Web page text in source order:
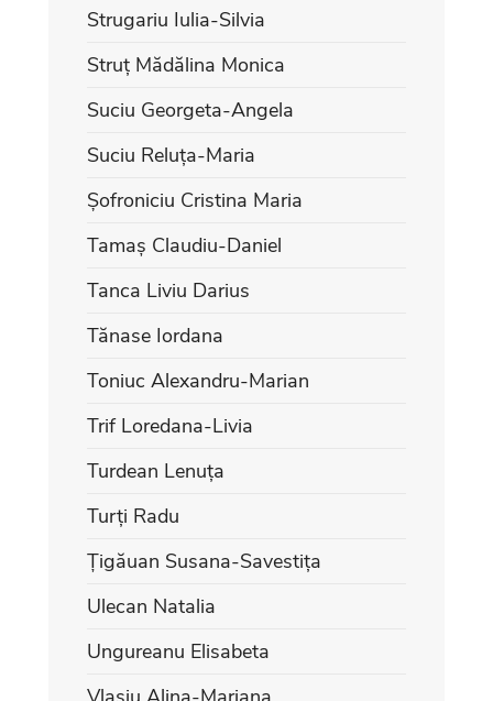
Strugariu Iulia-Silvia
Struț Mădălina Monica
Suciu Georgeta-Angela
Suciu Reluța-Maria
Șofroniciu Cristina Maria
Tamaș Claudiu-Daniel
Tanca Liviu Darius
Tănase Iordana
Toniuc Alexandru-Marian
Trif Loredana-Livia
Turdean Lenuța
Turți Radu
Țigăuan Susana-Savestița
Ulecan Natalia
Ungureanu Elisabeta